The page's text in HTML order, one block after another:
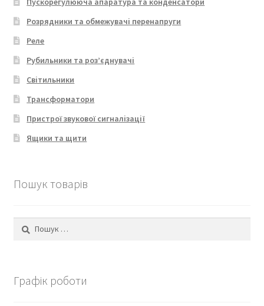
Розрядники та обмежувачі перенапруги
Реле
Рубильники та роз’єднувачі
Світильники
Трансформатори
Пристрої звукової сигналізації
Ящики та щити
Пошук товарів
Пошук:
Графік роботи